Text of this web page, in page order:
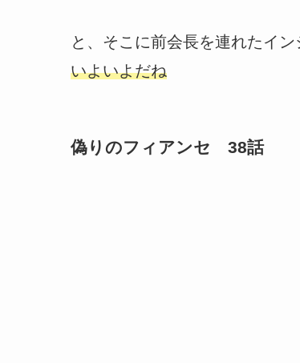
と、そこに前会長を連れたイン
いよいよだね
偽りのフィアンセ 38話